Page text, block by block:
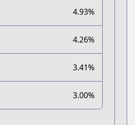
4.93%
4.26%
3.41%
3.00%